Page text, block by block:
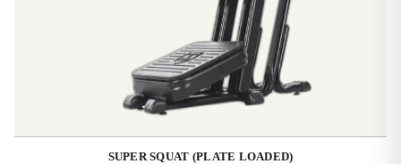
SUPER SQUAT (PLATE LOADED)